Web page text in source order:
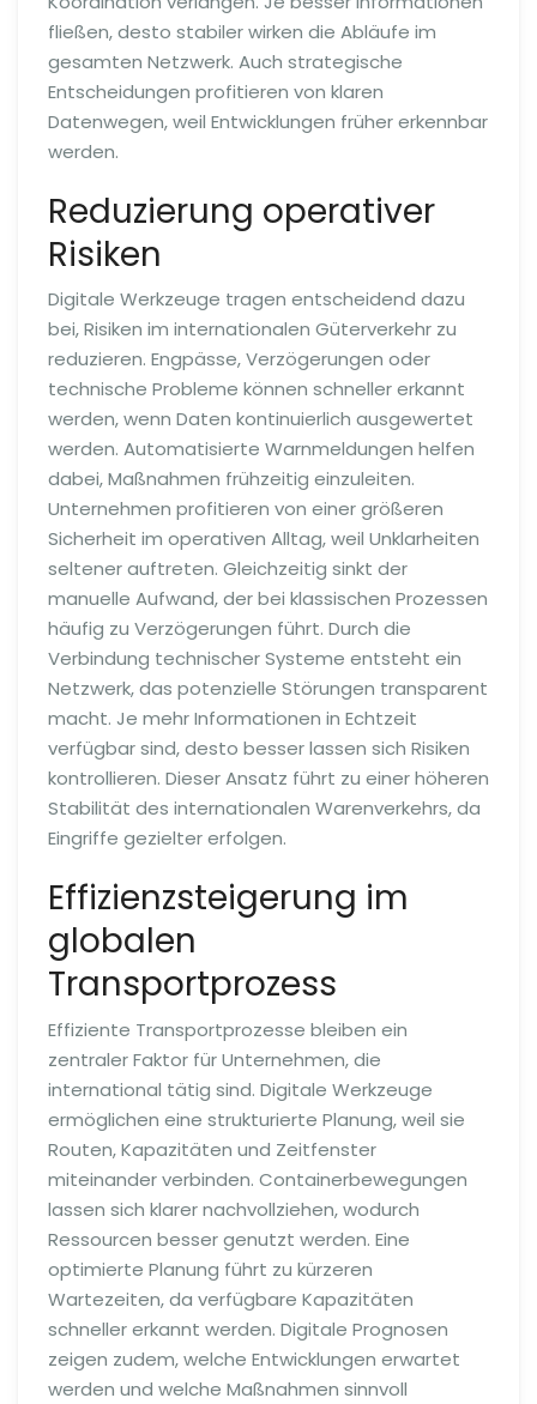
fließen, desto stabiler wirken die Abläufe im
gesamten Netzwerk. Auch strategische
Entscheidungen profitieren von klaren
Datenwegen, weil Entwicklungen früher erkennbar
werden.
Reduzierung operativer
Risiken
Digitale Werkzeuge tragen entscheidend dazu
bei, Risiken im internationalen Güterverkehr zu
reduzieren. Engpässe, Verzögerungen oder
technische Probleme können schneller erkannt
werden, wenn Daten kontinuierlich ausgewertet
werden. Automatisierte Warnmeldungen helfen
dabei, Maßnahmen frühzeitig einzuleiten.
Unternehmen profitieren von einer größeren
Sicherheit im operativen Alltag, weil Unklarheiten
seltener auftreten. Gleichzeitig sinkt der
manuelle Aufwand, der bei klassischen Prozessen
häufig zu Verzögerungen führt. Durch die
Verbindung technischer Systeme entsteht ein
Netzwerk, das potenzielle Störungen transparent
macht. Je mehr Informationen in Echtzeit
verfügbar sind, desto besser lassen sich Risiken
kontrollieren. Dieser Ansatz führt zu einer höheren
Stabilität des internationalen Warenverkehrs, da
Eingriffe gezielter erfolgen.
Effizienzsteigerung im
globalen
Transportprozess
Effiziente Transportprozesse bleiben ein
zentraler Faktor für Unternehmen, die
international tätig sind. Digitale Werkzeuge
ermöglichen eine strukturierte Planung, weil sie
Routen, Kapazitäten und Zeitfenster
miteinander verbinden. Containerbewegungen
lassen sich klarer nachvollziehen, wodurch
Ressourcen besser genutzt werden. Eine
optimierte Planung führt zu kürzeren
Wartezeiten, da verfügbare Kapazitäten
schneller erkannt werden. Digitale Prognosen
zeigen zudem, welche Entwicklungen erwartet
werden und welche Maßnahmen sinnvoll